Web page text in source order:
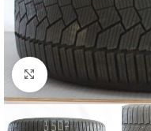
Zum Vergrößern klicken